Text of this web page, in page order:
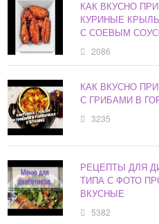
КАК ВКУСНО
КУРИНЫЕ
С СОЕВЫМ
2086
КАК ВКУСНО
С ГРИБАМИ В
3235
РЕЦЕПТЫ ДЛЯ
ТИПА С ФОТО
ВКУСНЫЕ
5382